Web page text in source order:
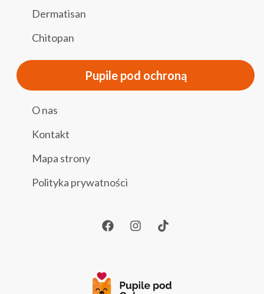
Dermatisan
Chitopan
Pupile pod ochroną
O nas
Kontakt
Mapa strony
Polityka prywatności